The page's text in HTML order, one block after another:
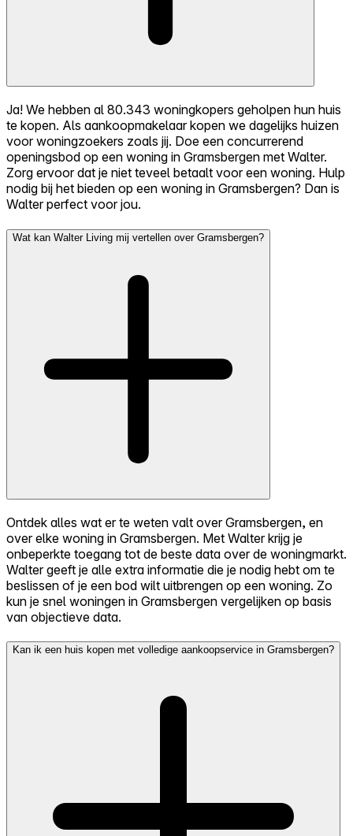
Ja! We hebben al 80.343 woningkopers geholpen hun huis
te kopen. Als aankoopmakelaar kopen we dagelijks huizen
voor woningzoekers zoals jij. Doe een concurrerend
openingsbod op een woning in Gramsbergen met Walter.
Zorg ervoor dat je niet teveel betaalt voor een woning. Hulp
nodig bij het bieden op een woning in Gramsbergen? Dan is
Walter perfect voor jou.
Wat kan Walter Living mij vertellen over Gramsbergen?
Ontdek alles wat er te weten valt over Gramsbergen, en
over elke woning in Gramsbergen. Met Walter krijg je
onbeperkte toegang tot de beste data over de woningmarkt.
Walter geeft je alle extra informatie die je nodig hebt om te
beslissen of je een bod wilt uitbrengen op een woning. Zo
kun je snel woningen in Gramsbergen vergelijken op basis
van objectieve data.
Kan ik een huis kopen met volledige aankoopservice in Gramsbergen?